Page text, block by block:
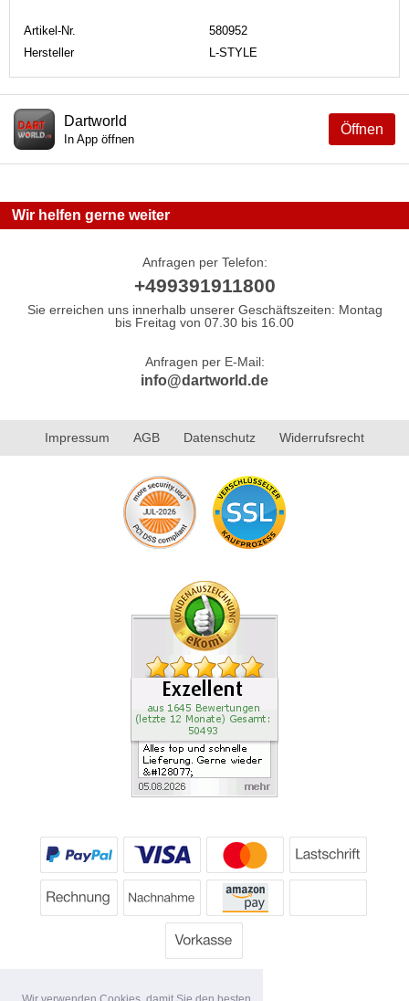
Artikel-Nr.
580952
Hersteller
L-STYLE
Öffnen
Dartworld
In App öffnen
Wir helfen gerne weiter
Anfragen per Telefon:
+499391911800
Sie erreichen uns innerhalb unserer Geschäftszeiten: Montag
bis Freitag von 07.30 bis 16.00
Anfragen per E-Mail:
info@dartworld.de
Impressum AGB Datenschutz Widerrufsrecht